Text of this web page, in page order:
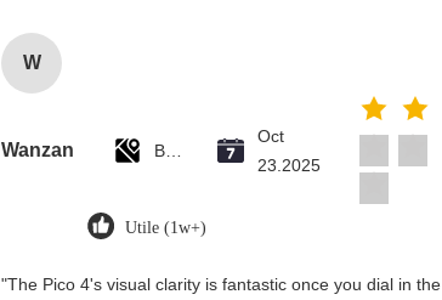
W
Wanzan
Oct
23.2025
Utile (1w+)
"The Pico 4's visual clarity is fantastic once you dial in the